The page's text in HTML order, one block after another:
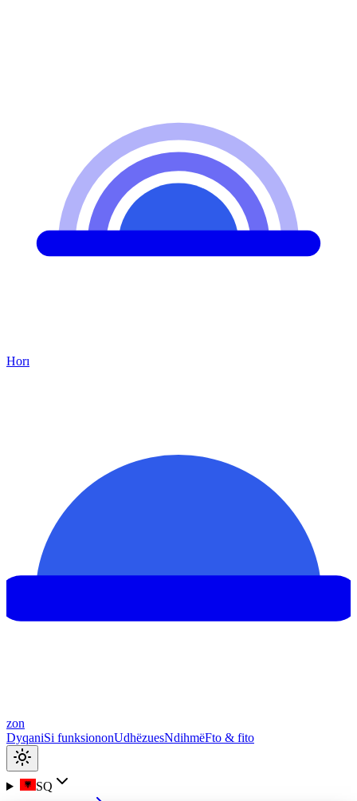
Horı
zon
DyqaniSi funksiononUdhëzuesNdihmëFto & fito
SQ